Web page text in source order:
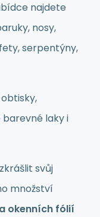
najdete
nosy,
serpentýny,
laky i
svůj
množství
okenních fólií